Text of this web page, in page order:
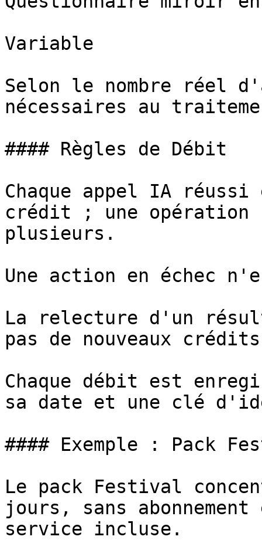
Variable
Selon le nombre réel
nécessaires au
#### Règles de Débit
Chaque appel IA réussi
crédit ; une opération
plusieurs.
Une action en échec
La relecture d'un
pas de nouveaux
Chaque débit est
sa date et une clé
#### Exemple : Pack
Le pack Festival
jours, sans
service incluse.